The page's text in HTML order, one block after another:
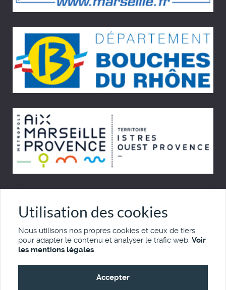
© Cinémémoire.net 1997 - 2026
Site développé par Pierre Goulaouic
Mentions légales Nous contacter
Utilisation des cookies
Nous utilisons nos propres cookies et ceux de tiers
pour adapter le contenu et analyser le trafic web. Voir
les mentions légales
Accepter